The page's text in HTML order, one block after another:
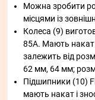
Можна зробити
місцями із
Колеса (9)
85А. Мають накат
залежить від
62 мм, 64 мм;
Підшипники (10)
мають накат і